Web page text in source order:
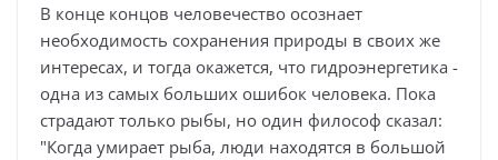
В конце концов человечество осознает
необходимость сохранения природы в своих же
интересах, и тогда окажется, что гидроэнергетика -
одна из самых больших ошибок человека. Пока
страдают только рыбы, но один философ сказал:
"Когда умирает рыба, люди находятся в большой